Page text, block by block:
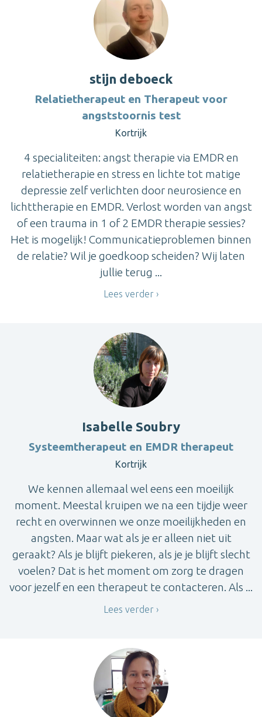
stijn deboeck
Relatietherapeut en Therapeut voor
angststoornis test
Kortrijk
4 specialiteiten: angst therapie via EMDR en
relatietherapie en stress en lichte tot matige
depressie zelf verlichten door neurosience en
lichttherapie en EMDR. Verlost worden van angst
of een trauma in 1 of 2 EMDR therapie sessies?
Het is mogelijk! Communicatieproblemen binnen
de relatie? Wil je goedkoop scheiden? Wij laten
jullie terug ...
Lees verder
Isabelle Soubry
Systeemtherapeut en EMDR therapeut
Kortrijk
We kennen allemaal wel eens een moeilijk
moment. Meestal kruipen we na een tijdje weer
recht en overwinnen we onze moeilijkheden en
angsten. Maar wat als je er alleen niet uit
geraakt? Als je blijft piekeren, als je je blijft slecht
voelen? Dat is het moment om zorg te dragen
voor jezelf en een therapeut te contacteren. Als ...
Lees verder